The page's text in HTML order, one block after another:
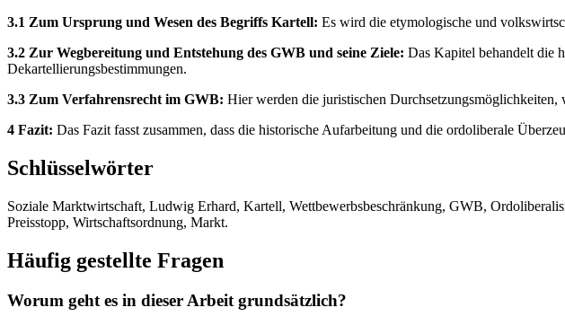
3.1 Zum Ursprung und Wesen des Begriffs Kartell: Es wird die etymologische und
3.2 Zur Wegbereitung und Entstehung des GWB und seine Ziele: Das Kapitel behandelt die
Dekartellierungsbestimmungen.
3.3 Zum Verfahrensrecht im GWB: Hier werden die juristischen Durchsetzungsmöglichkeiten,
4 Fazit: Das Fazit fasst zusammen, dass die historische Aufarbeitung und die ordoliberale
Schlüsselwörter
Soziale Marktwirtschaft, Ludwig Erhard, Kartell, Wettbewerbsbeschränkung, GWB,
Preisstopp, Wirtschaftsordnung, Markt.
Häufig gestellte Fragen
Worum geht es in dieser Arbeit grundsätzlich?